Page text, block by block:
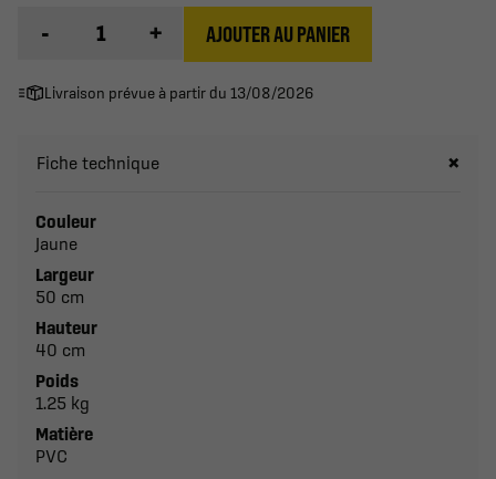
- + AJOUTER AU PANIER
Livraison prévue à partir du 13/08/2026
Fiche technique
Couleur
Jaune
Largeur
50 cm
Hauteur
40 cm
Poids
1.25 kg
Matière
PVC